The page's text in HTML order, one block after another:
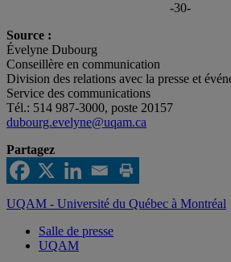
-30-
Source :
Évelyne Dubourg
Conseillère en communication
Division des relations avec la presse et
Service des communications
Tél.: 514 987-3000, poste 20157
dubourg.evelyne@uqam.ca
Partagez
UQAM - Université du Québec à Montréal
Salle de presse
UQAM